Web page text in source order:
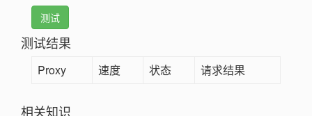
测试
测试结果
Proxy 速度 状态 请求结果
相关知识